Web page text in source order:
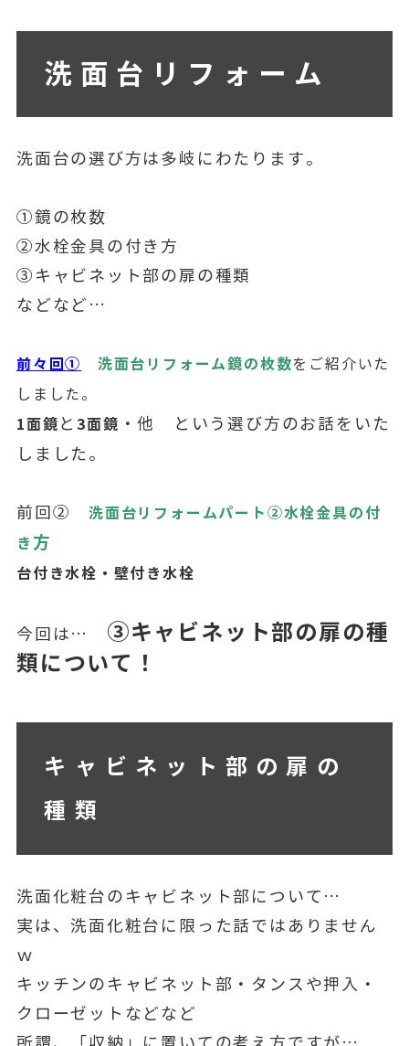
洗面台リフォーム
洗面台の選び方は多岐にわたります。
①鏡の枚数
②水栓金具の付き方
③キャビネット部の扉の種類
などなど…
前々回① 洗面台リフォーム鏡の枚数をご紹介いた
しました。
1面鏡と3面鏡 ・他 という選び方のお話をいた
しました。
前回②洗面台リフォームパート②水栓金具の付
き 方
台付き水栓・ 壁付き水栓
今回は… ③キャビネット部の扉の種
類について！
キャビネット部の扉の
種類
洗面化粧台のキャビネット部について…
実は、洗面化粧台に限った話ではありません
ｗ
キッチンのキャビネット部・タンスや押入・
クローゼットなどなど